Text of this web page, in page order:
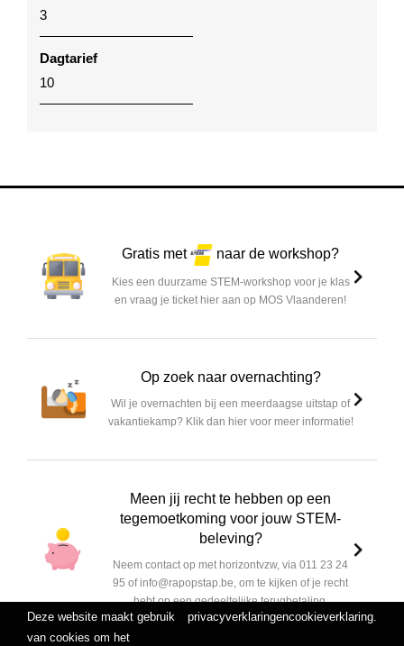
3
Dagtarief
10
Gratis met naar de workshop?
Kies een duurzame STEM-workshop voor je klas
en vraag je ticket hier aan op MOS Vlaanderen!
Op zoek naar overnachting?
Wil je overnachten bij een meerdaagse uitstap of
vakantiekamp? Klik dan hier voor meer informatie!
Meen jij recht te hebben op een
tegemoetkoming voor jouw STEM-
beleving?
Neem contact op met horizontvzw, via 011 23 24
95 of info@rapopstap.be, om te kijken of je recht
hebt op een gedeeltelijke terugbetaling.
Deze website maakt gebruik
van cookies om het
privacyverklaringencookieverklaring.